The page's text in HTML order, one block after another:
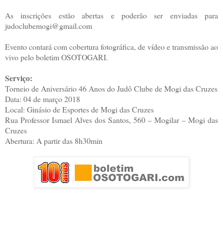
As inscrições estão abertas e poderão ser enviadas para
judoclubemogi@gmail.com
Evento contará com cobertura fotográfica, de vídeo e transmissão ao
vivo pelo boletim OSOTOGARI.
Serviço:
Torneio de Aniversário 46 Anos do Judô Clube de Mogi das Cruzes
Data: 04 de março 2018
Local: Ginásio de Esportes de Mogi das Cruzes
Rua Professor Ismael Alves dos Santos, 560 – Mogilar – Mogi das
Cruzes
Abertura: A partir das 8h30min